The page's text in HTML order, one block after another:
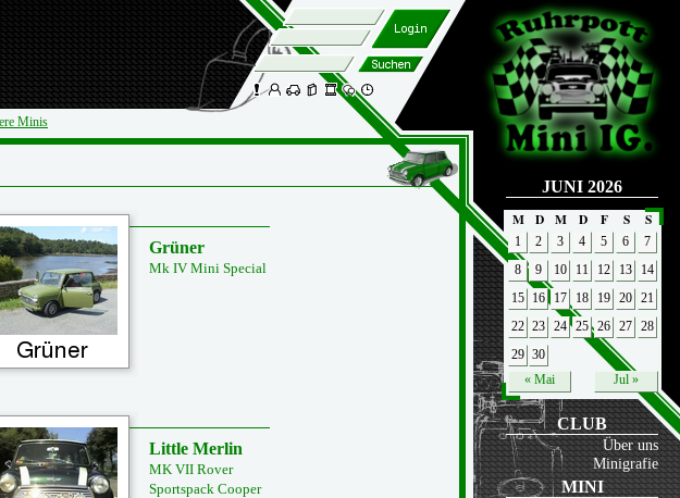
JUNI 2026
M
D M D F S S
« Mai Jul »
1 2 3 4 5 6 7
8 9 10 11 12 13 14
15 16 17 18 19 20 21
22 23 24 25 26 27 28
29 30
CLUB
Über uns
Minigrafie
MINI
Minis
Grüner
Mk IV Mini Special
Little Merlin
MK VII Rover
Sportspack Cooper